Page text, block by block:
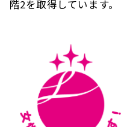
階2を取得しています。